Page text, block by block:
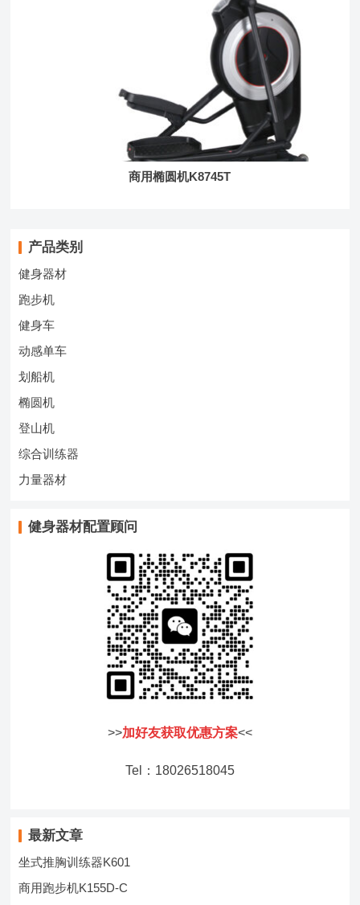
商用椭圆机K8745T
产品类别
健身器材
跑步机
健身车
动感单车
划船机
椭圆机
登山机
综合训练器
力量器材
健身器材配置顾问
>>加好友获取优惠方案<<
Tel：18026518045
最新文章
坐式推胸训练器K601
商用跑步机K155D-C